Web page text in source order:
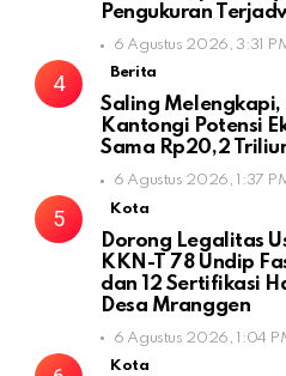
Pengukuran
6 Agustus 2026, 3:31
Berita
Saling
Kantongi Potensi
Sama Rp20,2
6 Agustus 2026, 1:37
Kota
Dorong Legalitas
KKN-T 78 Undip
dan 12 Sertifikasi
Desa Mranggen
6 Agustus 2026, 1:04
Kota